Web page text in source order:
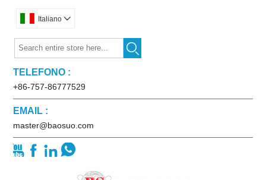
Italiano 

TELEFONO :
+86-757-86777529
EMAIL :
master@baosuo.com
   